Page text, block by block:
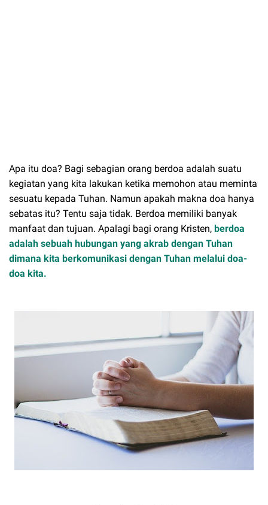
Apa itu doa? Bagi sebagian orang berdoa adalah suatu
kegiatan yang kita lakukan ketika memohon atau meminta
sesuatu kepada Tuhan. Namun apakah makna doa hanya
sebatas itu? Tentu saja tidak. Berdoa memiliki banyak
manfaat dan tujuan. Apalagi bagi orang Kristen, berdoa
adalah sebuah hubungan yang akrab dengan Tuhan
dimana kita berkomunikasi dengan Tuhan melalui doa-
doa kita.